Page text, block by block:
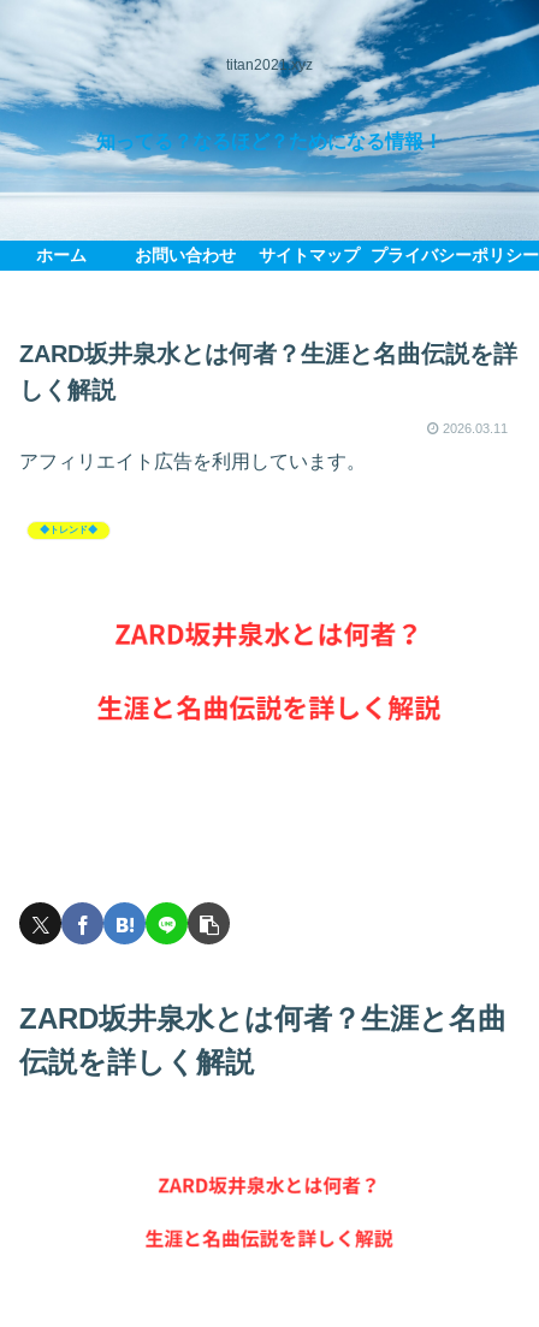
titan2021.xyz
知ってる？なるほど？ためになる情報！
ホーム お問い合わせ サイトマップ プライバシーポリシー
ZARD坂井泉水とは何者？生涯と名曲伝説を詳
しく解説
2026.03.11
アフィリエイト広告を利用しています。
◆トレンド◆
ZARD坂井泉水とは何者？生涯と名曲
伝説を詳しく解説